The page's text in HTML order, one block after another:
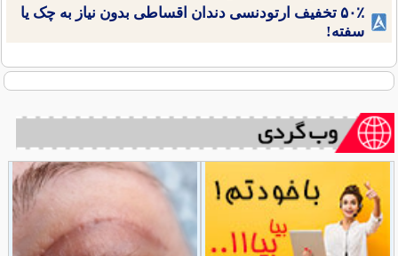
۵۰٪ تخفیف ارتودنسی دندان اقساطی بدون نیاز به چک یا
سفته!